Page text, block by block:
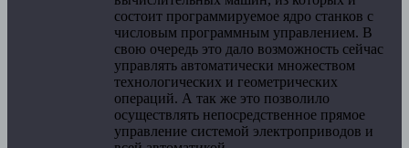
состоит программируемое ядро станков с
числовым программным управлением. В
свою очередь это дало возможность сейчас
управлять автоматически множеством
технологических и геометрических
операций. А так же это позволило
осуществлять непосредственное прямое
управление системой электроприводов и